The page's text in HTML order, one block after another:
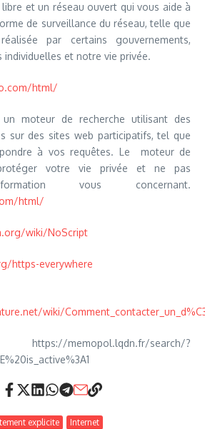
et un réseau ouvert qui vous aide à
de surveillance du réseau, telle que
par certains gouvernements,
et notre vie privée.
html/
un moteur de recherche utilisant des
sur des sites web participatifs, tel que
à vos requêtes. Le moteur de
votre vie privée et ne pas
vous concernant.
html/
wiki/NoScript
https-everywhere
wiki/
search/?
explicite
Internet